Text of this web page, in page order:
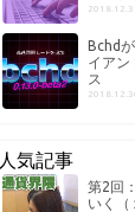
Bchd
イアン
ス
人気記事
第2回
いく（